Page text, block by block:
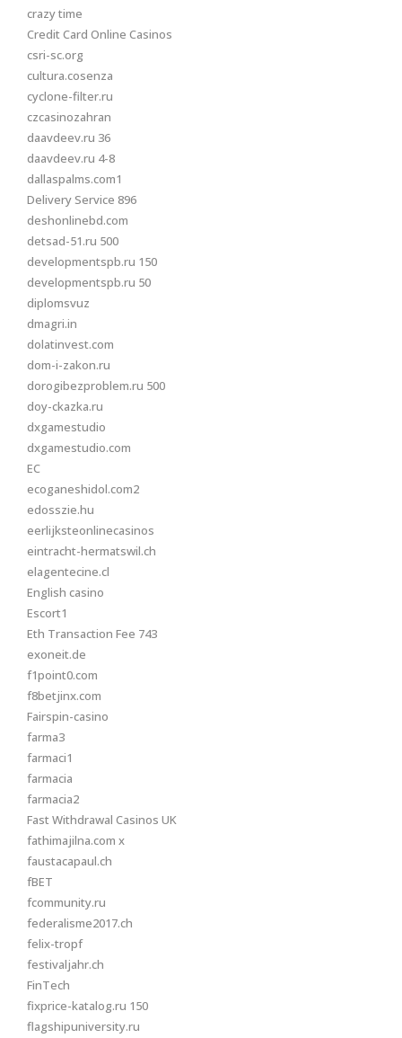
crazy time
Credit Card Online Casinos
csri-sc.org
cultura.cosenza
cyclone-filter.ru
czcasinozahran
daavdeev.ru 36
daavdeev.ru 4-8
dallaspalms.com1
Delivery Service 896
deshonlinebd.com
detsad-51.ru 500
developmentspb.ru 150
developmentspb.ru 50
diplomsvuz
dmagri.in
dolatinvest.com
dom-i-zakon.ru
dorogibezproblem.ru 500
doy-ckazka.ru
dxgamestudio
dxgamestudio.com
EC
ecoganeshidol.com2
edosszie.hu
eerlijksteonlinecasinos
eintracht-hermatswil.ch
elagentecine.cl
English casino
Escort1
Eth Transaction Fee 743
exoneit.de
f1point0.com
f8betjinx.com
Fairspin-casino
farma3
farmaci1
farmacia
farmacia2
Fast Withdrawal Casinos UK
fathimajilna.com x
faustacapaul.ch
fBET
fcommunity.ru
federalisme2017.ch
felix-tropf
festivaljahr.ch
FinTech
fixprice-katalog.ru 150
flagshipuniversity.ru